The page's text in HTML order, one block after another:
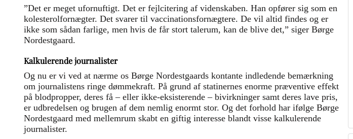
”Det er meget ufornuftigt. Det er fejlcitering af videnskaben. Han opfører sig som en
kolesterolfornægter. Det svarer til vaccinationsfornægtere. De vil altid findes og er
ikke som sådan farlige, men hvis de får stort talerum, kan de blive det,” siger Børge
Nordestgaard.
Kalkulerende journalister
Og nu er vi ved at nærme os Børge Nordestgaards kontante indledende bemærkning
om journalistens ringe dømmekraft. På grund af statinernes enorme præventive effekt
på blodpropper, deres få – eller ikke-eksisterende – bivirkninger samt deres lave pris,
er udbredelsen og brugen af dem nemlig enormt stor. Og det forhold har ifølge Børge
Nordestgaard med mellemrum skabt en giftig interesse blandt visse kalkulerende
journalister.